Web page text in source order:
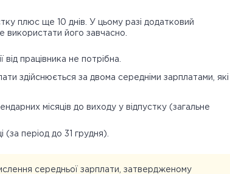
плюс ще 10 днів. У цьому разі додатковий
його завчасно.
від працівника не потрібна.
здійснюється за двома середніми зарплатами, які
місяців до виходу у відпустку (загальне
період до 31 грудня).
середньої зарплати, затвердженому